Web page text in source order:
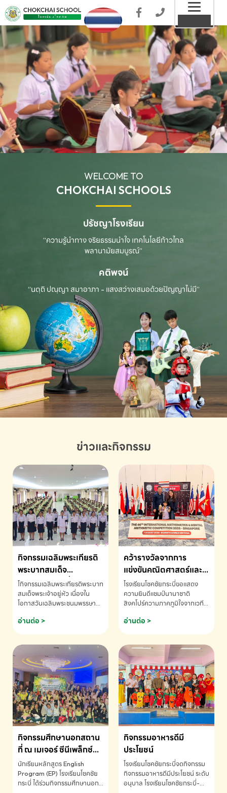
WELCOME TO
CHOKCHAI SCHOOLS
ปรัชญาโรงเรียน
“ความรู้นำทาง จริยธรรมนำใจ เทคโนโลยีก้าวไกล
พลานามัยสมบูรณ์”
คติพจน์
“นตฺถิ ปณฺญา สมาอาภา - แสงสว่างเสมอด้วยปัญญาไม่มี”
ข่าวและกิจกรรม
กิจกรรมเฉลิมพระเกียรติ
พระบาทสมเด็จ
พระเจ้าอยู่หัว เนื่องใน
โอกาสวันเฉลิม
พระชนมพรรษา
โกิจกรรมเฉลิมพระเกียรติพระบาท
สมเด็จพระเจ้าอยู่หัว เนื่องใน
โอกาสวันเฉลิมพระชนมพรรษา
ข้อมูลเพิ่มเติม โทร. 075-691910
อ่านต่อ >
คว้ารางวัลจากการ
แข่งขันคณิตศาสตร์และ
คณิตคิดเร็วนานาชาติ
ครั้งที่ 46 ประจำปี 2569
ณ ประเทศสิงคโปร์
โรงเรียนโชคชัยกระบี่ขอแสดง
ความยินดีแชมป์นานาชาติ
สิงคโปร์ความภาคภูมิใจจากเวที
ด.ช.พัทธนันท์ พรหมพันธ์ ชั้น
อนุบาล EP K3 โรงเรียนโชคชัย
แข่งขันคณิตศาสตร์และคณิตคิด
เร็วนานาชาติ ครั้งที่ 46 ประจำปี
2569 ณ ประเทศสิงคโปร์
INTERNATIONAL
MATHEMATICS AND
MENTAL ARITHMETIC
COMPETITION 2026 - ถ้วย
รางวัลรองชนะเลิศอันดับที่ 2
Mental Arithmetic
Competition K2 - ถ้วยรางวัล
รองชนะเลิศอันดับที่ 2 Mental
K2(Grop) โรงเรียนโชคชัยกระบี่-
สอบถามข้อมูลเพิ่มเติม โทร.
075-691910
อ่านต่อ >
กิจกรรมศึกษานอกสถาน
ที่ ณ เมเจอร์ ซีนีเพล็กซ์
ระดับประถมศึกษา (EP.1-
6)
นักเรียนหลักสูตร English
Program (EP) โรงเรียนโชคชัย
กระบี่ ได้ร่วมกิจกรรมศึกษานอก
กิจกรรมอาหารดีมี
ประโยชน์
โรงเรียนโชคชัยกระบี่จดกิจกรรม
กิจกรรมอาหารดีมีประโยชน์ ระดับ
อนุบาล โรงเรียนโชคชัยกระบี่-